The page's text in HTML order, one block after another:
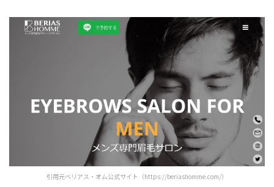
引用元ベリアス・オム公式サイト（https://beriashomme.com/）